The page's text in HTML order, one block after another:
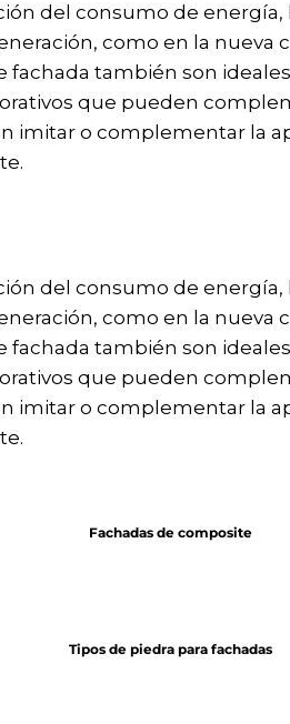
del consumo de
como en la nueva
también son
que pueden
o complementar la
del consumo de
como en la nueva
también son
que pueden
o complementar la
Fachadas de composite
Tipos de piedra para fachadas